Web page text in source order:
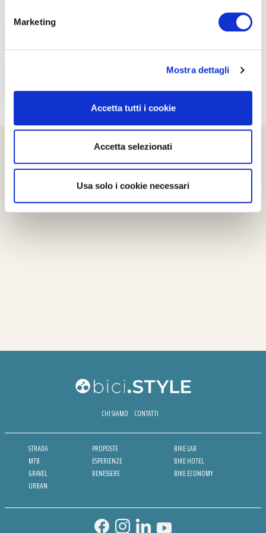
Marketing
Mostra dettagli
Accetta tutti i cookie
Accetta selezionati
Usa solo i cookie necessari
CHI SIAMO CONTATTI
STRADA
MTB
GRAVEL
URBAN
PROPOSTE
ESPERIENZE
BENESSERE
BIKE LAB
BIKE HOTEL
BIKE ECONOMY